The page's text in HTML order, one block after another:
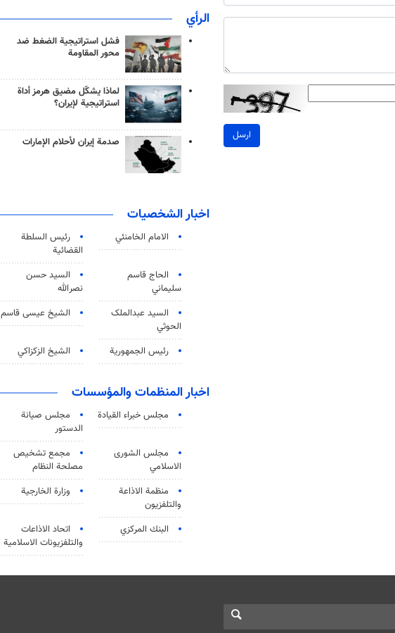
ارسل
الرأي
فشل استراتيجية الضغط ضد
محور المقاومة
لماذا يشكّل مضيق هرمز أداة
استراتيجية لإيران؟
صدمة إيران لأحلام الإمارات
اخبار الشخصيات
الامام الخامنئي
رئیس السلطة
القضائیة
الحاج قاسم
سليماني
السيد حسن
نصرالله
السید عبدالملک
الحوثي
الشيخ عيسى قاسم
رئيس الجمهورية الشيخ الزكزاكي
اخبار المنظمات والمؤسسات
مجلس خبراء القيادة
مجلس صيانة
الدستور
مجلس الشورى
الاسلامي
مجمع تشخيص
مصلحة النظام
منظمة الاذاعة
والتلفزیون
وزارة الخارجية
البنك المركزي
اتحاد الاذاعات
والتلفزيونات الاسلامية